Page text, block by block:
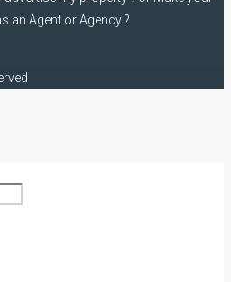
an Agent or Agency ?